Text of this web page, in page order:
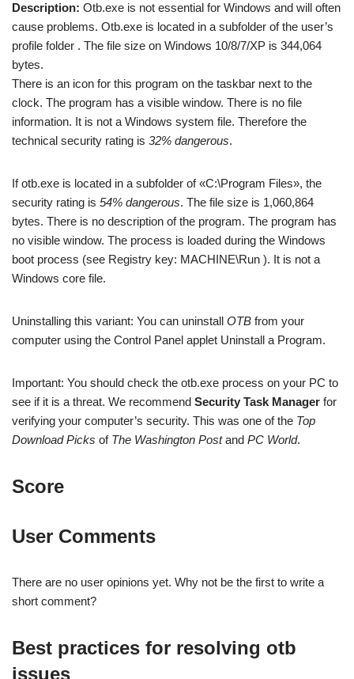
Description: Otb.exe is not essential for Windows and will often
cause problems. Otb.exe is located in a subfolder of the user’s
profile folder . The file size on Windows 10/8/7/XP is 344,064
bytes.
There is an icon for this program on the taskbar next to the
clock. The program has a visible window. There is no file
information. It is not a Windows system file. Therefore the
technical security rating is 32% dangerous.
If otb.exe is located in a subfolder of «C:\Program Files», the
security rating is 54% dangerous. The file size is 1,060,864
bytes. There is no description of the program. The program has
no visible window. The process is loaded during the Windows
boot process (see Registry key: MACHINE\Run ). It is not a
Windows core file.
Uninstalling this variant: You can uninstall OTB from your
computer using the Control Panel applet Uninstall a Program.
Important: You should check the otb.exe process on your PC to
see if it is a threat. We recommend Security Task Manager for
verifying your computer’s security. This was one of the Top
Download Picks of The Washington Postand PC World.
Score
User Comments
There are no user opinions yet. Why not be the first to write a
short comment?
Best practices for resolving otb
issues